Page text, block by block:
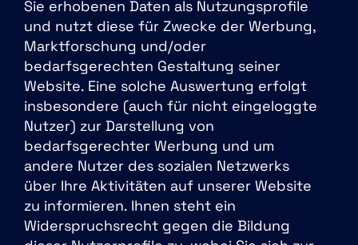
Sie erhobenen Daten als Nutzungsprofile
und nutzt diese für Zwecke der Werbung,
Marktforschung und/oder
bedarfsgerechten Gestaltung seiner
Website. Eine solche Auswertung erfolgt
insbesondere (auch für nicht eingeloggte
Nutzer) zur Darstellung von
bedarfsgerechter Werbung und um
andere Nutzer des sozialen Netzwerks
über Ihre Aktivitäten auf unserer Website
zu informieren. Ihnen steht ein
Widerspruchsrecht gegen die Bildung